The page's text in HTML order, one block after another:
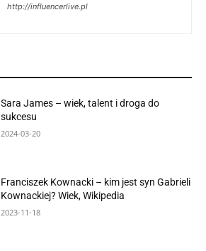
http://influencerlive.pl
Sara James – wiek, talent i droga do
sukcesu
2024-03-20
Franciszek Kownacki – kim jest syn Gabrieli
Kownackiej? Wiek, Wikipedia
2023-11-18